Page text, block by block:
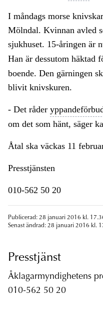
I måndags morse
Mölndal. Kvinnan avled
sjukhuset. 15-åringen är
Han är dessutom häktad
boende. Den gärningen
blivit knivskuren.
- Det råder
om det som hänt, säger
Åtal ska väckas 11
Presstjänsten
010-562 50 20
Publicerad: 28 januari 2016 kl.
Senast ändrad: 28 januari 2016 kl.
Presstjänst
Åklagarmyndighetens
010-562 50 20